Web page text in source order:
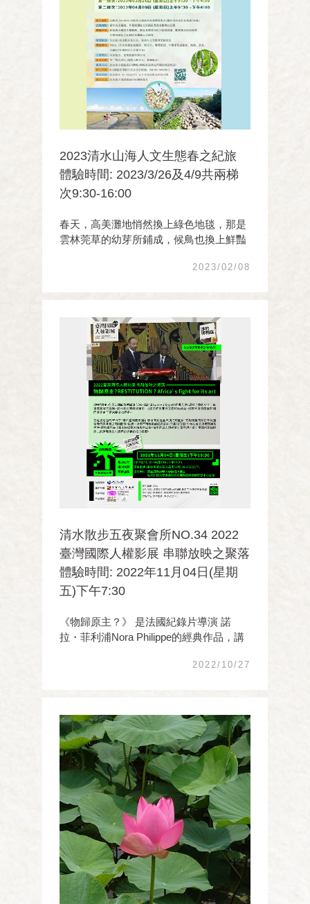
2023清水山海人文生態春之紀旅
體驗時間: 2023/3/26及4/9共兩梯
次9:30-16:00
春天，高美灘地悄然換上綠色地毯，那是
雲林莞草的幼芽所鋪成，候鳥也換上鮮豔
會。在鰲峰山，苦楝的紫花開滿山頭，締
駁」，不僅擔負防洪功能，也創造了鰲峰
山公園特殊的「 ...
2023/02/08
清水散步五夜聚會所NO.34 2022
臺灣國際人權影展 串聯放映之聚落
體驗時間: 2022年11月04日(星期
五)下午7:30
《物歸原主？》 是法國紀錄片導演 諾
拉・菲利浦Nora Philippe的經典作品，講
各地的博物館中，收藏了許多非洲文物和
本片邀請觀眾重新 ...
2022/10/27